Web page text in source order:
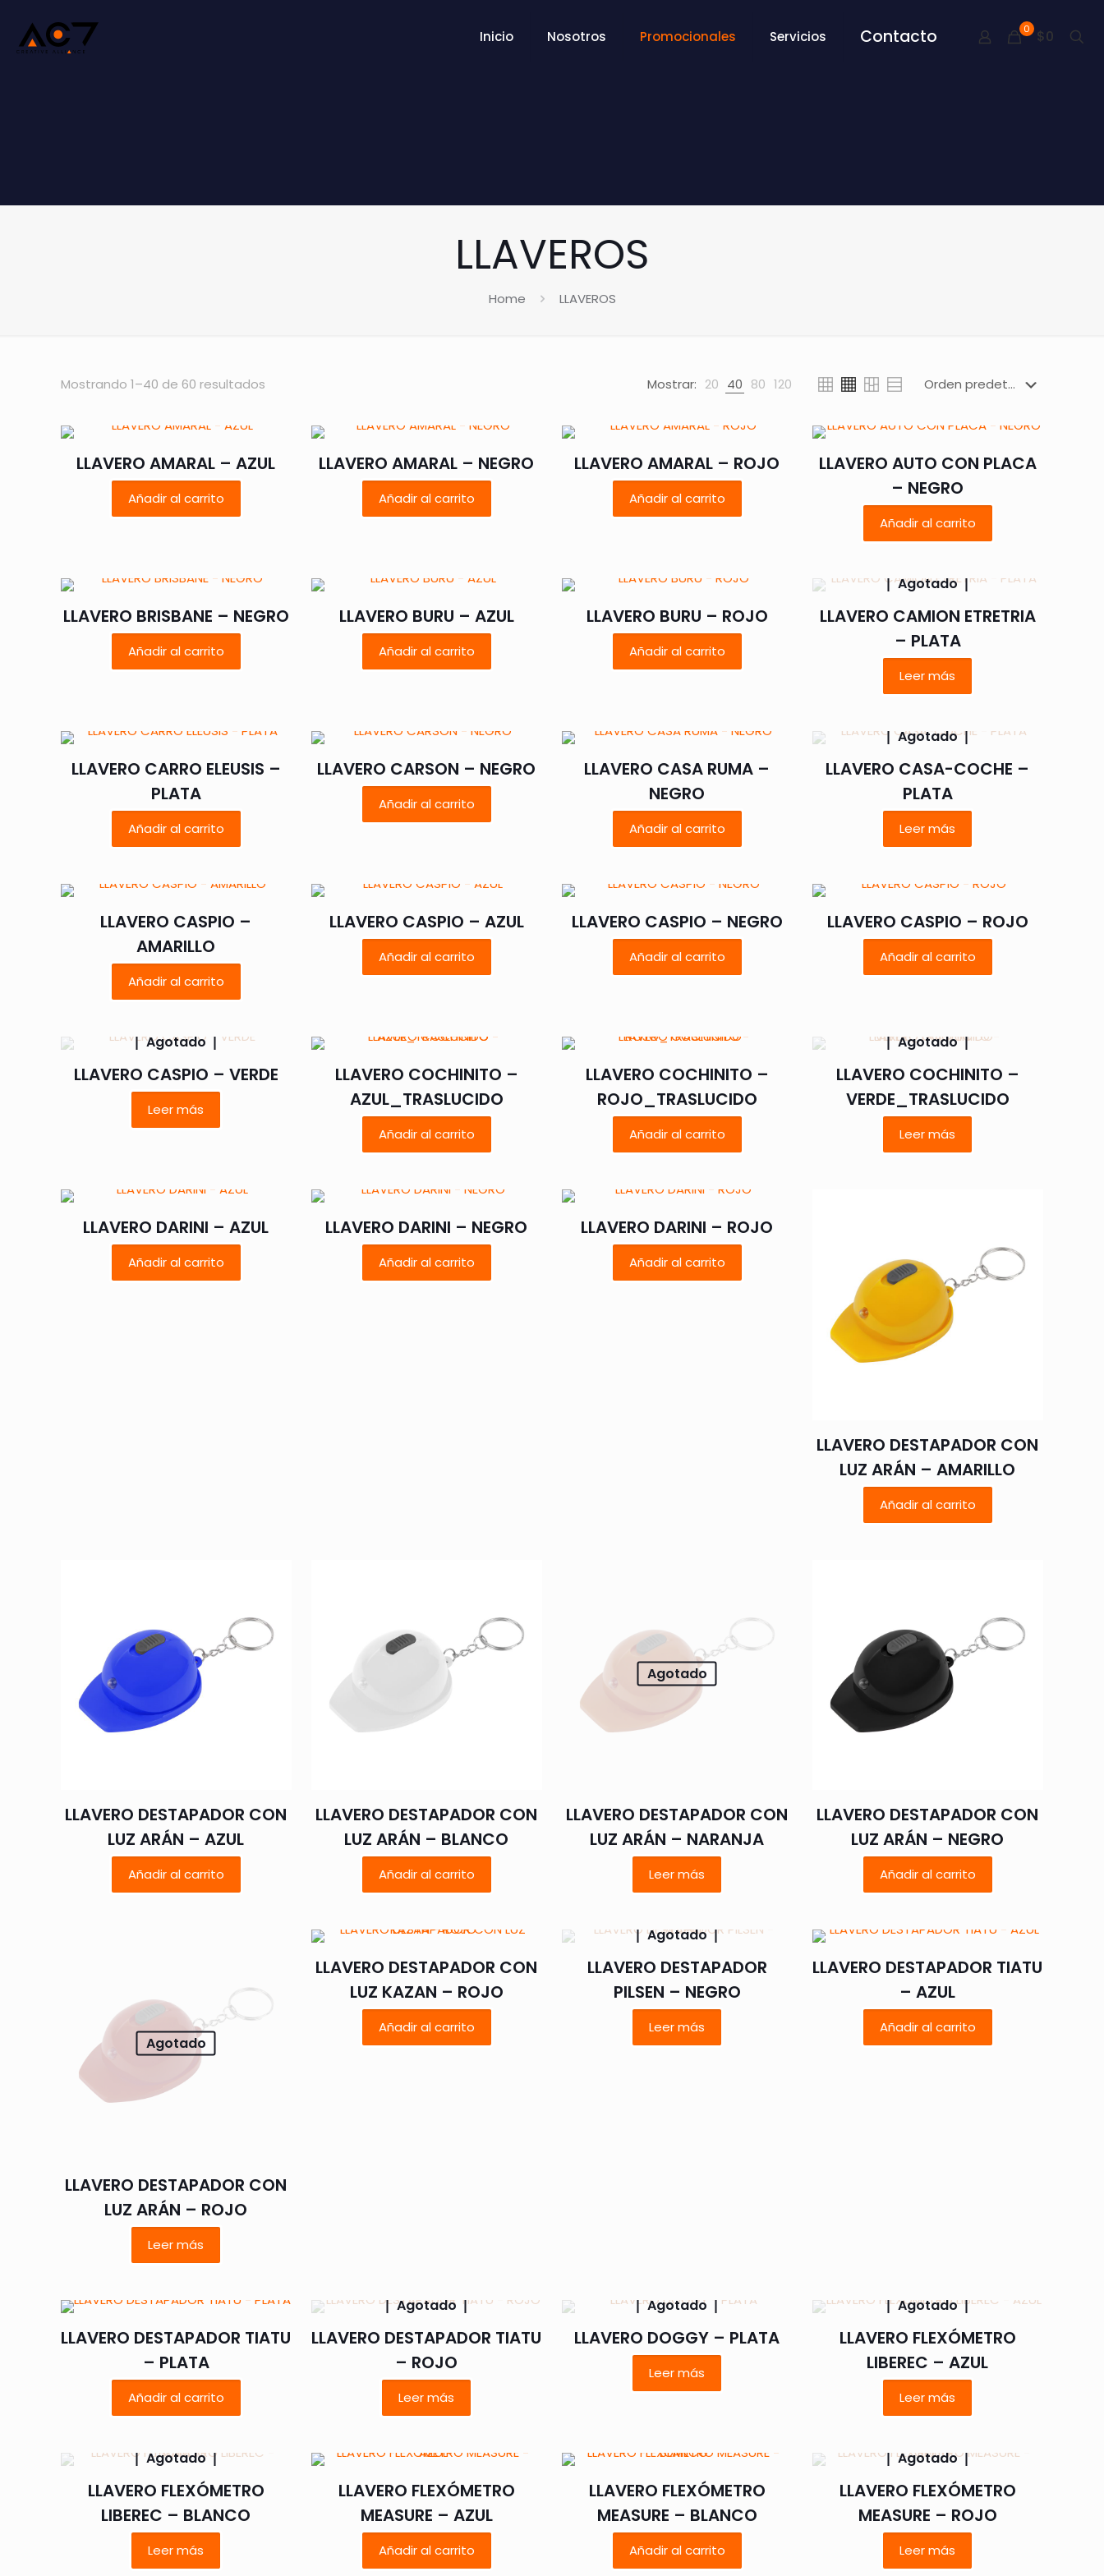
Inicio Nosotros Promocionales Servicios Contacto 0 $0
LLAVEROS
Home LLAVEROS
Mostrando 1–40 de 60 resultados Mostrar: 20 40 80 120
LLAVERO AMARAL – AZUL
Añadir al carrito
LLAVERO AMARAL – NEGRO
Añadir al carrito
LLAVERO AMARAL – ROJO
Añadir al carrito
LLAVERO AUTO CON PLACA
– NEGRO
Añadir al carrito
LLAVERO BRISBANE – NEGRO
Añadir al carrito
LLAVERO BURU – AZUL
Añadir al carrito
LLAVERO BURU – ROJO
Añadir al carrito
Agotado
LLAVERO CAMION ETRETRIA
– PLATA
Leer más
LLAVERO CARRO ELEUSIS –
PLATA
Añadir al carrito
LLAVERO CARSON – NEGRO
Añadir al carrito
LLAVERO CASA RUMA –
NEGRO
Añadir al carrito
Agotado
LLAVERO CASA-COCHE –
PLATA
Leer más
LLAVERO CASPIO –
AMARILLO
Añadir al carrito
LLAVERO CASPIO – AZUL
Añadir al carrito
LLAVERO CASPIO – NEGRO
Añadir al carrito
LLAVERO CASPIO – ROJO
Añadir al carrito
Agotado
LLAVERO CASPIO – VERDE
Leer más
LLAVERO COCHINITO –
AZUL_TRASLUCIDO
Añadir al carrito
LLAVERO COCHINITO –
ROJO_TRASLUCIDO
Añadir al carrito
Agotado
LLAVERO COCHINITO –
VERDE_TRASLUCIDO
Leer más
LLAVERO DARINI – AZUL
Añadir al carrito
LLAVERO DARINI – NEGRO
Añadir al carrito
LLAVERO DARINI – ROJO
Añadir al carrito
LLAVERO DESTAPADOR CON
LUZ ARÁN – AMARILLO
Añadir al carrito
LLAVERO DESTAPADOR CON
LUZ ARÁN – AZUL
Añadir al carrito
LLAVERO DESTAPADOR CON
LUZ ARÁN – BLANCO
Añadir al carrito
Agotado
LLAVERO DESTAPADOR CON
LUZ ARÁN – NARANJA
Leer más
LLAVERO DESTAPADOR CON
LUZ ARÁN – NEGRO
Añadir al carrito
Agotado
LLAVERO DESTAPADOR CON
LUZ ARÁN – ROJO
Leer más
LLAVERO DESTAPADOR CON
LUZ KAZAN – ROJO
Añadir al carrito
Agotado
LLAVERO DESTAPADOR
PILSEN – NEGRO
Leer más
LLAVERO DESTAPADOR TIATU
– AZUL
Añadir al carrito
LLAVERO DESTAPADOR TIATU
– PLATA
Añadir al carrito
Agotado
LLAVERO DESTAPADOR TIATU
– ROJO
Leer más
Agotado
LLAVERO DOGGY – PLATA
Leer más
Agotado
LLAVERO FLEXÓMETRO
LIBEREC – AZUL
Leer más
Agotado
LLAVERO FLEXÓMETRO
LIBEREC – BLANCO
Leer más
LLAVERO FLEXÓMETRO
MEASURE – AZUL
Añadir al carrito
LLAVERO FLEXÓMETRO
MEASURE – BLANCO
Añadir al carrito
Agotado
LLAVERO FLEXÓMETRO
MEASURE – ROJO
Leer más